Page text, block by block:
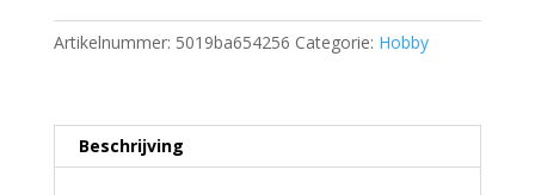
Artikelnummer: 5019ba654256 Categorie: Hobby
Beschrijving